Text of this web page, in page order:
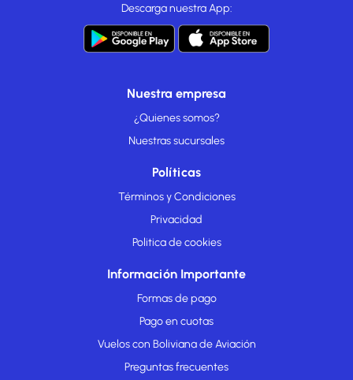
Descarga nuestra App:
Nuestra empresa
¿Quienes somos?
Nuestras sucursales
Políticas
Términos y Condiciones
Privacidad
Politica de cookies
Información Importante
Formas de pago
Pago en cuotas
Vuelos con Boliviana de Aviación
Preguntas frecuentes